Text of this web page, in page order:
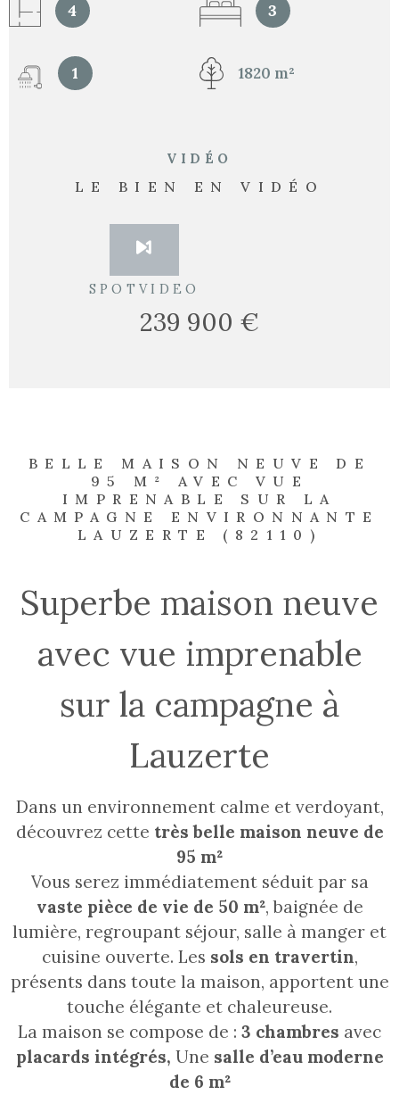
4 3
1 1820 m²
VIDÉO
LE BIEN EN VIDÉO
SPOTVIDEO
239 900 €
BELLE MAISON NEUVE DE
95 M² AVEC VUE
IMPRENABLE SUR LA
CAMPAGNE ENVIRONNANTE
LAUZERTE (82110)
Superbe maison neuve
avec vue imprenable
sur la campagne à
Lauzerte
Dans un environnement calme et verdoyant,
découvrez cette très belle maison neuve de
95 m²
Vous serez immédiatement séduit par sa
vaste pièce de vie de 50 m², baignée de
lumière, regroupant séjour, salle à manger et
cuisine ouverte. Les sols en travertin,
présents dans toute la maison, apportent une
touche élégante et chaleureuse.
La maison se compose de : 3 chambres avec
placards intégrés, Une salle d’eau moderne
de 6 m²